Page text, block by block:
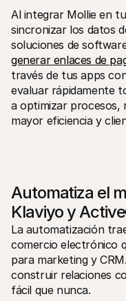
Al integrar Mollie en
sincronizar los datos
generar enlaces de
través de tus apps
evaluar rápidamente
a optimizar procesos,
mayor eficiencia y
Automatiza el
Klaviyo y
La automatización
comercio electrónico
para marketing y
construir relaciones
fácil que nunca.